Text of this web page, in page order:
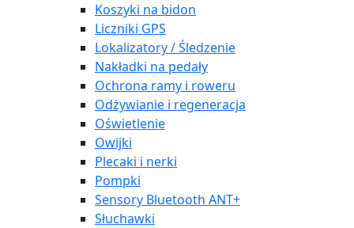
Koszyki na bidon
Liczniki GPS
Lokalizatory / Śledzenie
Nakładki na pedały
Ochrona ramy i roweru
Odżywianie i regeneracja
Oświetlenie
Owijki
Plecaki i nerki
Pompki
Sensory Bluetooth ANT+
Słuchawki